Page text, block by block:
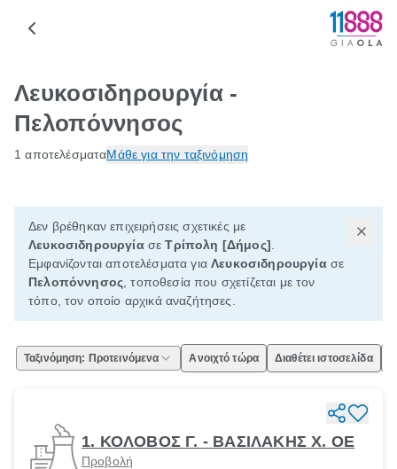
Λευκοσιδηρουργία -
Πελοπόννησος
1 αποτελέσματαΜάθε για την ταξινόμηση
Δεν βρέθηκαν επιχειρήσεις σχετικές με
ΛευκοσιδηρουργίασεΤρίπολη [Δήμος]
Εμφανίζονται αποτελέσματα γιαΛευκοσιδηρουργίασε
Πελοπόννησος , τοποθεσία που σχετίζεται με τον
τόπο, τον οποίο αρχικά αναζήτησες.
Ταξινόμηση: Προτεινόμενα Ανοιχτό τώρα Διαθέτει ιστοσελίδα
1. ΚΟΛΟΒΟΣ Γ. - ΒΑΣΙΛΑΚΗΣ Χ. ΟΕ
Προβολή